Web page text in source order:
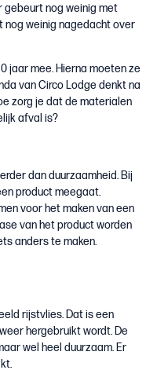
gebeurt nog weinig met
nog weinig nagedacht over
jaar mee. Hierna moeten ze
van Circo Lodge denkt na
zorg je dat de materialen
afval is?
dan duurzaamheid. Bij
product meegaat.
voor het maken van een
van het product worden
anders te maken.
rijstvlies. Dat is een
hergebruikt wordt. De
wel heel duurzaam. Er